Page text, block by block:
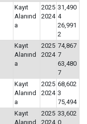
Kayıt
Alanınd
a
2025
2024
31,490
4
26,991
2
Kayıt
Alanınd
a
2025
2024
74,867
7
63,480
7
Kayıt
Alanınd
a
2025
2024
68,602
3
75,494
Kayıt
Alanınd
2025
2024
33,602
0